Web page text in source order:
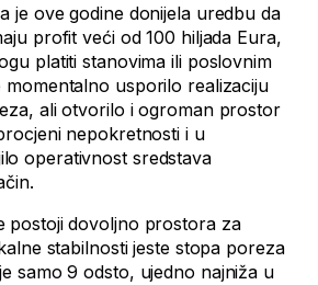
je ove godine donijela uredbu da
profit veći od 100 hiljada Eura,
platiti stanovima ili poslovnim
momentalno usporilo realizaciju
ali otvorilo i ogroman prostor
nepokretnosti i u
operativnost sredstava
postoji dovoljno prostora za
stabilnosti jeste stopa poreza
samo 9 odsto, ujedno najniža u